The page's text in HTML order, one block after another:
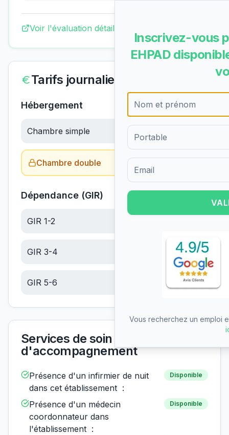
Voir l'évaluation détaillée complète
Tarifs journaliers
Hébergement
Chambre simple
Chambre double
Dépendance (GIR)
GIR 1-2
GIR 3-4 14.07€/jour
GIR 5-6 5.97 €/jour
Services de soin et
d'accompagnement
Présence d'un infirmier de nuit
dans cet établissement :
Disponible
Présence d'un médecin
coordonnateur dans
l'établissement :
Disponible
Inscrivez-vous
EHPAD
Formulaire d'inscription pour
Vous recherchez un emploi